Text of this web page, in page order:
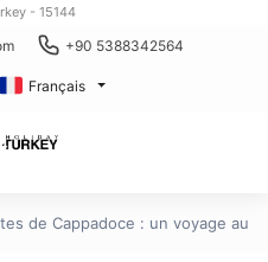
- 15144
+90 5388342564
Français
de Cappadoce : un voyage au